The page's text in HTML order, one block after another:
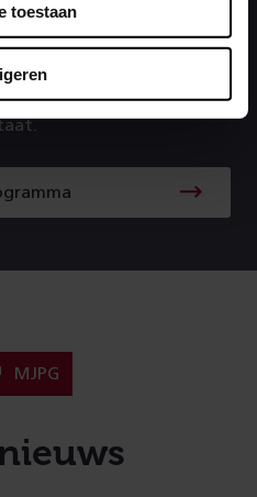
toestaan
Meerjarenprogramma
Ministerie van
MJPG